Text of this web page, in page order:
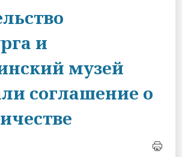
и
музей
соглашение о